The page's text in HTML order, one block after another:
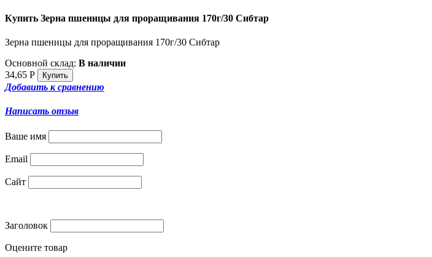
Купить Зерна пшеницы для проращивания 170г/30 Сибтар
Зерна пшеницы для проращивания 170г/30 Сибтар
Основной склад: В наличии
34,65 Р
Добавить к сравнению
Написать отзыв
Ваше имя
Email
Сайт
Заголовок
Оцените товар